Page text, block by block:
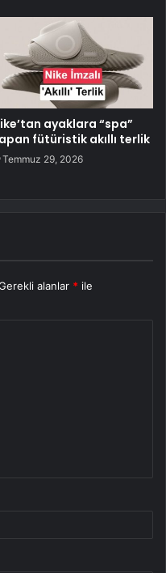
ayaklara “spa”
fütüristik akıllı terlik
Temmuz 29, 2026
alanlar * ile